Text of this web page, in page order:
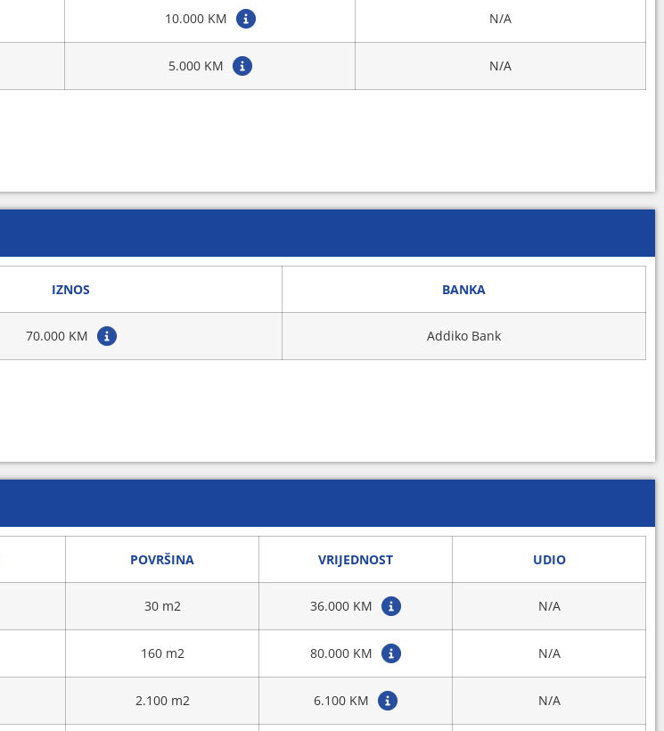
10.000 KM N/A
5.000 KM N/A
IZNOS BANKA
70.000 KM Addiko Bank
POVRŠINA VRIJEDNOST UDIO
30 m2 36.000 KM N/A
160 m2 80.000 KM N/A
2.100 m2 6.100 KM N/A